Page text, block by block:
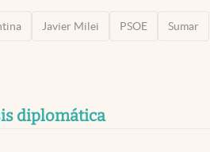
Javier Milei PSOE Sumar
diplomática